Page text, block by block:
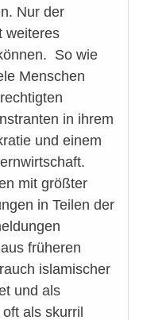
Nur der
weiteres
So wie
Menschen
in ihrem
und einem
mit größter
in Teilen der
früheren
islamischer
und als
als skurril